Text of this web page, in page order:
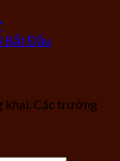
Bắt Đầu
Các trường